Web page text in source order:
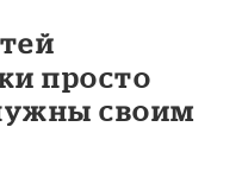
просто
своим